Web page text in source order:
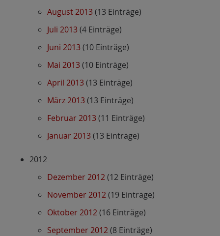
August 2013(13 Einträge)
Juli 2013(4 Einträge)
Juni 2013(10 Einträge)
Mai 2013(10 Einträge)
April 2013(13 Einträge)
März 2013(13 Einträge)
Februar 2013(11 Einträge)
Januar 2013(13 Einträge)
2012
Dezember 2012(12 Einträge)
November 2012(19 Einträge)
Oktober 2012(16 Einträge)
September 2012(8 Einträge)